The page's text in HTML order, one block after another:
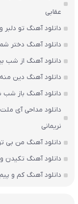
عقابی
دانلود آهنگ تو
دانلود آهنگ دختر
دانلود آهنگ از شب
دانلود آهنگ دین
دانلود آهنگ باز
دانلود مداحی آی
نریمانی
دانلود آهنگ من بی
دانلود آهنگ تکیدن
دانلود آهنگ کم و